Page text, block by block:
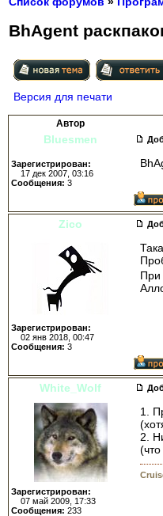
BhAgent
Версия для печати
Автор
Bluesmen
Зарегистрирован:
17 дек 2007, 03:16
Сообщения: 3
Zico
Зарегистрирован:
02 янв 2018, 00:47
Сообщения: 3
При
White_Wolf
Зарегистрирован:
07 май 2009, 17:33
Сообщения: 233
1.
2.